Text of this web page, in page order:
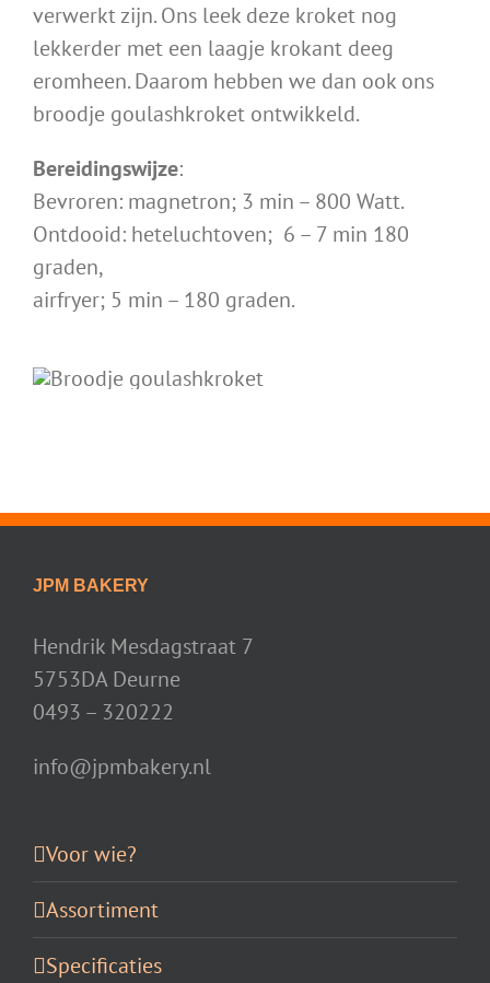
verwerkt zijn. Ons leek deze kroket nog
lekkerder met een laagje krokant deeg
eromheen. Daarom hebben we dan ook ons
broodje goulashkroket ontwikkeld.
Bereidingswijze:
Bevroren: magnetron; 3 min – 800 Watt.
Ontdooid: heteluchtoven; 6 – 7 min 180
graden,
airfryer; 5 min – 180 graden.
JPM BAKERY
Hendrik Mesdagstraat 7
5753DA Deurne
0493 – 320222
info@jpmbakery.nl
Voor wie?
Assortiment
Specificaties